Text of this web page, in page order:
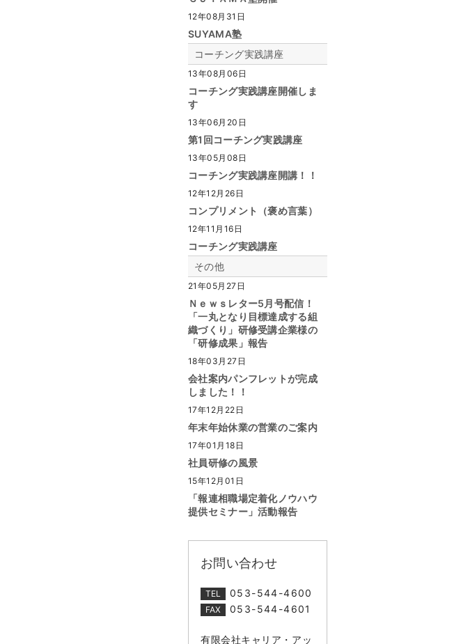
12年08月31日
SUYAMA塾
コーチング実践講座
13年08月06日
コーチング実践講座開催しま
す
13年06月20日
第1回コーチング実践講座
13年05月08日
コーチング実践講座開講！！
12年12月26日
コンプリメント（褒め言葉）
12年11月16日
コーチング実践講座
その他
21年05月27日
Ｎｅｗｓレター5月号配信！
「一丸となり目標達成する組
織づくり」研修受講企業様の
「研修成果」報告
18年03月27日
会社案内パンフレットが完成
しました！！
17年12月22日
年末年始休業の営業のご案内
17年01月18日
社員研修の風景
15年12月01日
「報連相職場定着化ノウハウ
提供セミナー」活動報告
お問い合わせ
TEL 053-544-4600
FAX 053-544-4601
有限会社キャリア・アッ